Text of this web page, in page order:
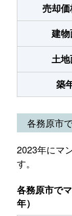
売却
建
土
築
各務原市
2023年にマ
す。
各務原市で
年）